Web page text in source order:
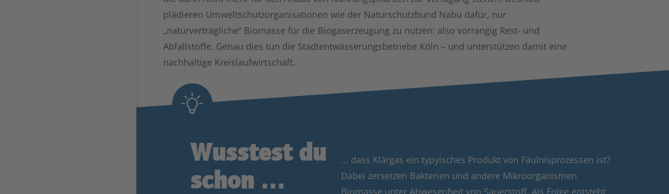
plädieren Umweltschutzorganisationen wie der Naturschutzbund Nabu dafür, nur
„naturverträgliche“ Biomasse für die Biogaserzeugung zu nutzen: also vorrangig Rest- und
Abfallstoffe. Genau dies tun die Stadtentwässerungsbetriebe Köln – und unterstützen damit eine
nachhaltige Kreislaufwirtschaft.
Wusstest du
schon …
... dass Klärgas ein typyisches Produkt von Fäulnisprozessen ist?
Dabei zersetzen Bakterien und andere Mikroorganismen
Biomasse unter Abwesenheit von Sauerstoff. Als Folge entsteht